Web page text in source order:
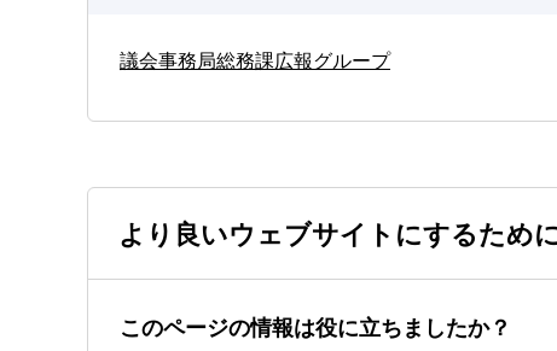
議会事務局総務課広報グループ
より良いウェブサイトにするため
このページの情報は役に立ちましたか？